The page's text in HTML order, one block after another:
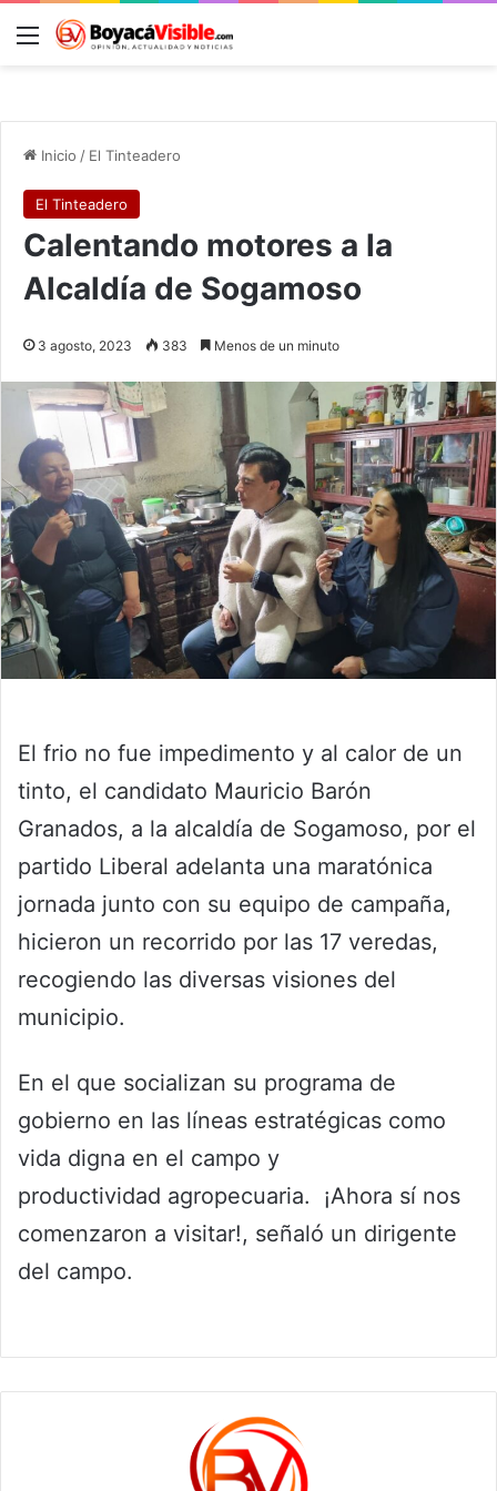
Menú
Inicio / El Tinteadero
El Tinteadero
Calentando motores a la
Alcaldía de Sogamoso
3 agosto, 2023 383 Menos de un minuto
El frio no fue impedimento y al calor de un
tinto, el candidato Mauricio Barón
Granados, a la alcaldía de Sogamoso, por el
partido Liberal adelanta una maratónica
jornada junto con su equipo de campaña,
hicieron un recorrido por las 17 veredas,
recogiendo las diversas visiones del
municipio.
En el que socializan su programa de
gobierno en las líneas estratégicas como
vida digna en el campo y
productividad agropecuaria. ¡Ahora sí nos
comenzaron a visitar!, señaló un dirigente
del campo.